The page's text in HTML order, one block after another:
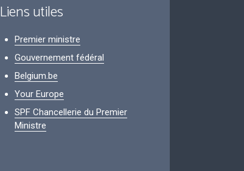
Liens utiles
Premier ministre
Gouvernement fédéral
Belgium.be
Your Europe
SPF Chancellerie du Premier
Ministre